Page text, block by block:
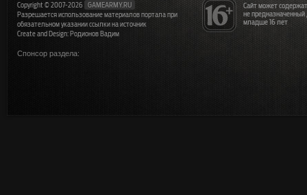
Сайт может
не
младше 16 лет
Copyright © 2007-2026
GAMEARMY.RU
Разрешается использование материалов портала при
обязательном указании ссылки на источник
Create and Design: Родионов Вадим
Спонсор раздела: